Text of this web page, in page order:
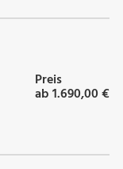
Preis
ab 1.690,00 €